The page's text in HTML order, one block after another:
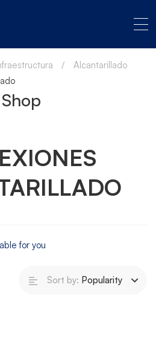
Shop
Alcantarillado
for you
Sort by: Popularity